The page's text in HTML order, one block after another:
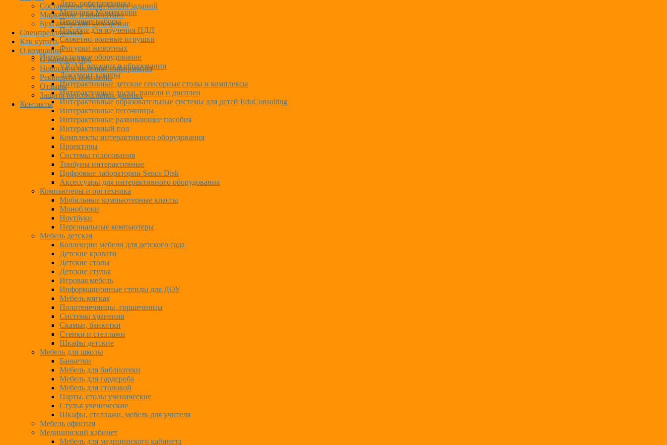
Составление технических заданий
Маркетинг и консалтинг
Бухгалтерский аутсорсинг
Спецпредложения
Как купить
О компании
О Консалт-Про
Новости и полезная информация
Реквизиты компании
Отзывы
Защита персональных данных
Контакты
Лего, робототехника
Методика Монтессори
Песочные наборы
Пособия для изучения ПДД
Сюжетно-ролевые игрушки
Фигурки животных
Интерактивное оборудование
VR/AR решения в образовании
Документ камеры
Интерактивные детские сенсорные столы и комплексы
Интерактивные доски, панели и дисплеи
Интерактивные образовательные системы для детей EduConsulting
Интерактивные песочницы
Интерактивные развивающие пособия
Интерактивный пол
Комплекты интерактивного оборудования
Проекторы
Системы голосования
Трибуны интерактивные
Цифровые лаборатории Sence Disk
Аксессуары для интерактивного оборудования
Компьютеры и оргтехника
Мобильные компьютерные классы
Моноблоки
Ноутбуки
Персональные компьютеры
Мебель детская
Коллекции мебели для детского сада
Детские кровати
Детские столы
Детские стулья
Игровая мебель
Информационные стенды для ДОУ
Мебель мягкая
Полотенечницы, горшечницы
Системы хранения
Скамьи, банкетки
Стенки и стеллажи
Шкафы детские
Мебель для школы
Банкетки
Мебель для библиотеки
Мебель для гардероба
Мебель для столовой
Парты, столы ученические
Стулья ученические
Шкафы, стеллажи, мебель для учителя
Мебель офисная
Медицинский кабинет
Мебель для медицинского кабинета